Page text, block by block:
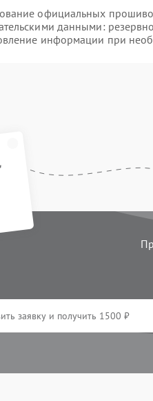
официальных
данными:
информации при
заявку и получить 1500 ₽